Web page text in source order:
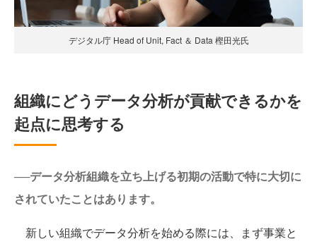
デジタル庁 Head of Unit, Fact ＆ Data 樫田光氏
組織にどうデータ分析が貢献できるかを
起点に思考する
──データ分析組織を立ち上げる初期の活動で特に大切に
されていたことはあります。
新しい組織でデータ分析を始める際には、まず事業と